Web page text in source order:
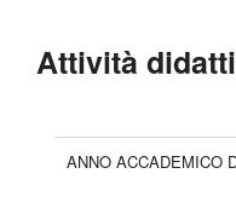
Attività
ANNO ACCADEMICO